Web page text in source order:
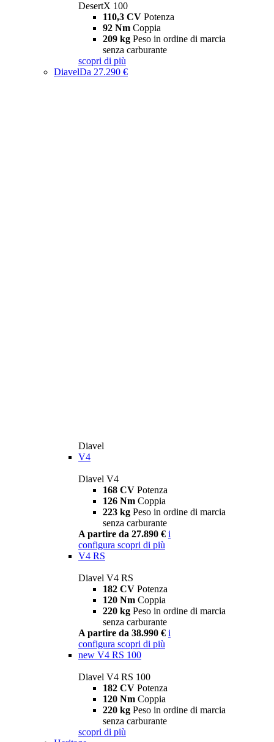
DesertX 100
110,3 CV Potenza
92 Nm Coppia
209 kg Peso in ordine di marcia
senza carburante
scopri di più
DiavelDa 27.290 €
Diavel
V4
Diavel V4
168 CV Potenza
126 Nm Coppia
223 kg Peso in ordine di marcia
senza carburante
A partire da 27.890 € i
configura scopri di più
V4 RS
Diavel V4 RS
182 CV Potenza
120 Nm Coppia
220 kg Peso in ordine di marcia
senza carburante
A partire da 38.990 € i
configura scopri di più
new V4 RS 100
Diavel V4 RS 100
182 CV Potenza
120 Nm Coppia
220 kg Peso in ordine di marcia
senza carburante
scopri di più